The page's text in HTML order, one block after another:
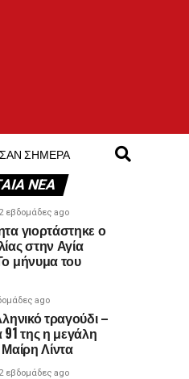
ΣΑΝ ΣΉΜΕΡΑ
ΝΈΑ
2 εβδομάδες ago
γιορτάστηκε ο
στην Αγία
μήνυμα του
ago
τραγούδι –
της η μεγάλη
Λίντα
2 εβδομάδες ago